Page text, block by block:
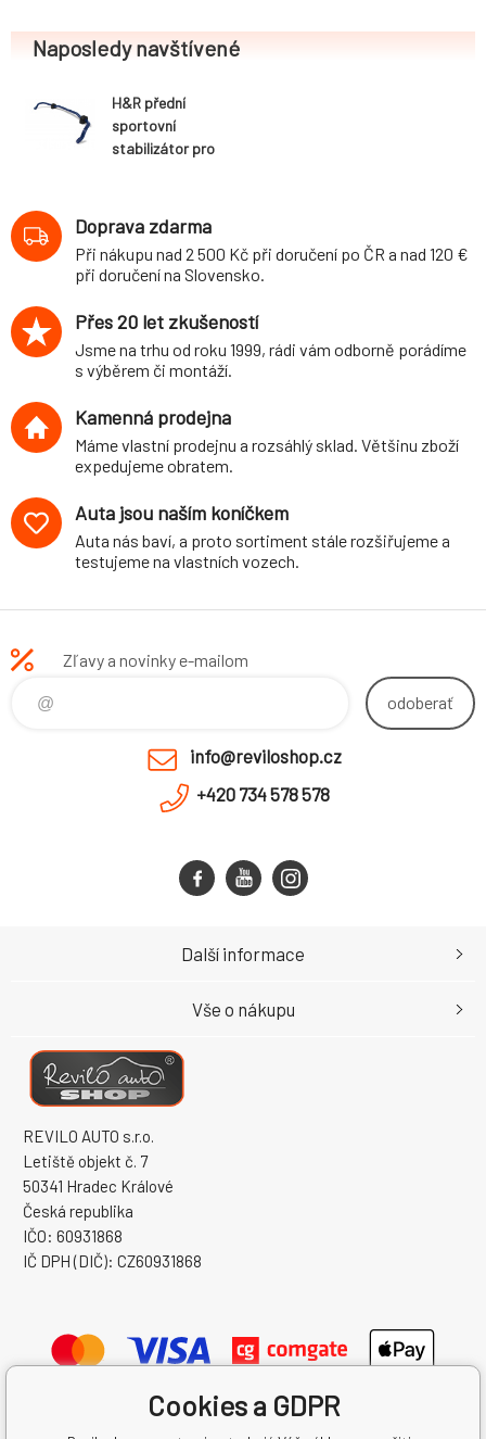
Naposledy navštívené
H&R přední
sportovní
stabilizátor pro
dvéř., GTI, GTI
Edition, 2WD, r.v.
11/01-, průměr 22
mm, včetně tyček
použití s
podvozkem H&R
29325-1
Doprava zdarma
Při nákupu nad 2 500 Kč při doručení po ČR a nad 120 €
při doručení na Slovensko.
Přes 20 let zkušeností
Jsme na trhu od roku 1999, rádi vám odborně porádíme
s výběrem či montáží.
Kamenná prodejna
Máme vlastní prodejnu a rozsáhlý sklad. Většinu zboží
expedujeme obratem.
Auta jsou naším koníčkem
Auta nás baví, a proto sortiment stále rozšiřujeme a
testujeme na vlastních vozech.
Zľavy a novinky e-mailom
odoberať
info@reviloshop.cz
+420 734 578 578
REVILO AUTO s.r.o.
Letiště objekt č. 7
50341 Hradec Králové
Česká republika
IČO: 60931868
IČ DPH (DIČ): CZ60931868
Další informace
Vše o nákupu
Cookies a GDPR